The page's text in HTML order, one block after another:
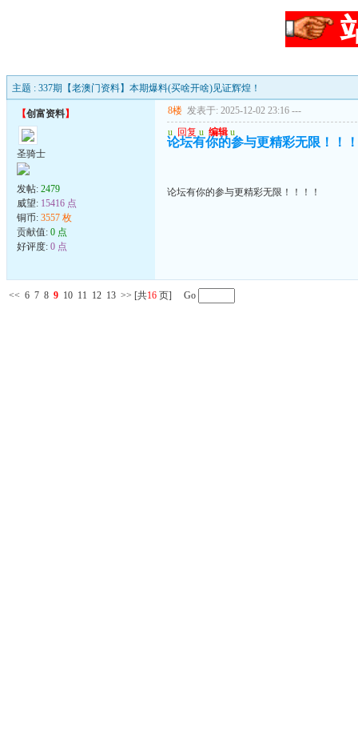
主题 : 337期【老澳门资料】本期爆料(买啥开啥)见证辉煌！
【创富资料】
圣骑士
发帖: 2479
威望: 15416 点
铜币: 3557 枚
贡献值: 0 点
好评度: 0 点
8楼 发表于: 2025-12-02 23:16 ---
u 回复 u 编辑 u
论坛有你的参与更精彩无限！！
论坛有你的参与更精彩无限！！！！
<< 6 7 8 9 10 11 12 13 >> [共16 页] Go